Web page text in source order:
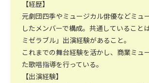
【経歴】
元劇団四季やミュージカル俳優などミュ
したメンバーで構成。共通していること
ミゼラブル」出演経験があること。
これまでの舞台経験を活かし、商業ミュ
た歌唱指導を行っている。
【出演経験】